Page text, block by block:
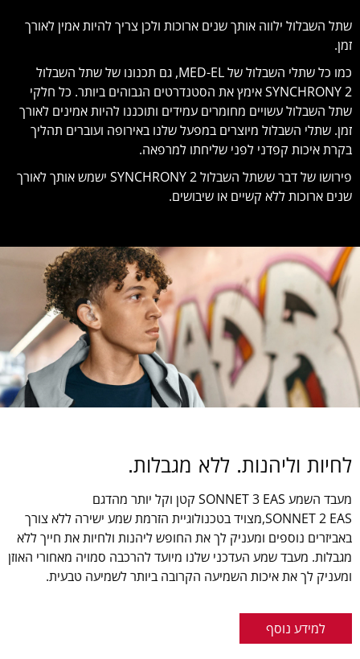
שתל השבלול ילווה אותך שנים ארוכות ולכן צריך להיות אמין לאורך
זמן.
כמו כל שתלי השבלול של MED-EL, גם תכנונו של שתל השבלול
SYNCHRONY 2 אימץ את הסטנדרטים הגבוהים ביותר. כל חלקי
שתל השבלול עשויים מחומרים עמידים ותוכננו להיות אמינים לאורך
זמן. שתלי השבלול מיוצרים במפעל שלנו באירופה ועוברים תהליך
בקרת איכות קפדני לפני שליחתו למרפאה.
פירושו של דבר ששתל השבלול SYNCHRONY 2 ישמש אותך לאורך
שנים ארוכות ללא קשיים או שיבושים.
לחיות וליהנות. ללא מגבלות.
מעבד השמע SONNET 3 EAS קטן וקל יותר מהדגם
SONNET 2 EAS,מצויד בטכנולוגיית הזרמת שמע ישירה ללא צורך
באביזרים נוספים ומעניק לך את החופש ליהנות ולחיות את חייך ללא
מגבלות. מעבד שמע העדכני שלנו מיועד להרכבה סמויה מאחורי האוזן
ומעניק לך את איכות השמיעה הקרובה ביותר לשמיעה טבעית.
למידע נוסף